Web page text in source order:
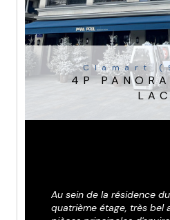
Clamart
4P
Au sein de la résidence
quatrième étage, très bel